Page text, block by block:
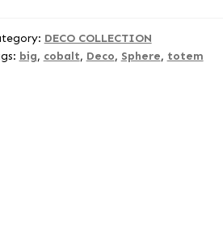
DECO COLLECTION
big, cobalt, Deco, Sphere, totem